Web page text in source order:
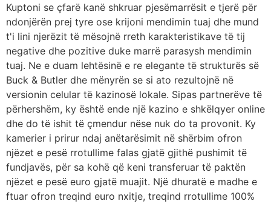
Kuptoni se çfarë kanë shkruar pjesëmarrësit e tjerë për
ndonjërën prej tyre ose krijoni mendimin tuaj dhe mund
t'i lini njerëzit të mësojnë rreth karakteristikave të tij
negative dhe pozitive duke marrë parasysh mendimin
tuaj. Ne e duam lehtësinë e re elegante të strukturës së
Buck & Butler dhe mënyrën se si ato rezultojnë në
versionin celular të kazinosë lokale. Sipas partnerëve të
përhershëm, ky është ende një kazino e shkëlqyer online
dhe do të ishit të çmendur nëse nuk do ta provonit. Ky
kamerier i prirur ndaj anëtarësimit në shërbim ofron
njëzet e pesë rrotullime falas gjatë gjithë pushimit të
fundjavës, për sa kohë që keni transferuar të paktën
njëzet e pesë euro gjatë muajit. Një dhuratë e madhe e
ftuar ofron treqind euro nxitje, treqind rrotullime 100%